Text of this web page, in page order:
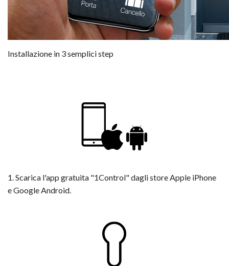
Installazione in 3 semplici step
1. Scarica l'app gratuita "1Control" dagli store Apple iPhone
e Google Android.